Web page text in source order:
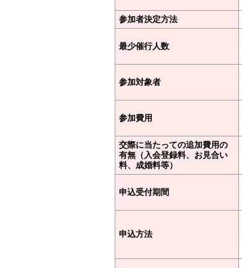
参加者決定方法
最少催行人数
参加対象者
参加費用
交際に当たっての追加費用の
有無（入会登録料、お見合い
料、成婚料等）
申込受付期間
申込方法